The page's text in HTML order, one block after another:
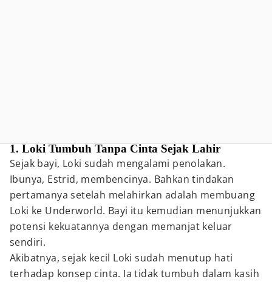
1. Loki Tumbuh Tanpa Cinta Sejak Lahir
Sejak bayi, Loki sudah mengalami penolakan.
Ibunya, Estrid, membencinya. Bahkan tindakan
pertamanya setelah melahirkan adalah membuang
Loki ke Underworld. Bayi itu kemudian menunjukkan
potensi kekuatannya dengan memanjat keluar
sendiri.
Akibatnya, sejak kecil Loki sudah menutup hati
terhadap konsep cinta. Ia tidak tumbuh dalam kasih